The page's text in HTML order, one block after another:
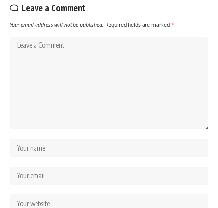
Leave a Comment
Your email address will not be published. Required fields are marked *